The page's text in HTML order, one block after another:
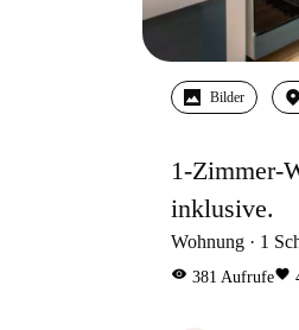
Bilder
1-Zimmer-
inklusive.
Wohnung 1
visibility 381 Aufrufefavorite